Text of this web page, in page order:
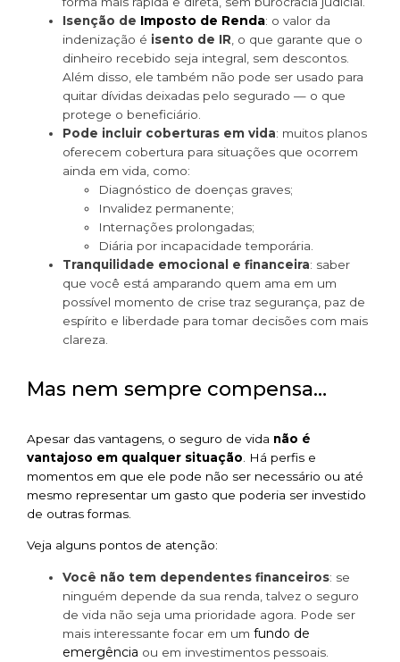
Isenção de Imposto de Renda: o valor da
indenização é isento de IR , o que garante que o
dinheiro recebido seja integral, sem descontos.
Além disso, ele também não pode ser usado para
quitar dívidas deixadas pelo segurado — o que
protege o beneficiário.
Pode incluir coberturas em vida: muitos planos
oferecem cobertura para situações que ocorrem
ainda em vida, como:
Diagnóstico de doenças graves;
Invalidez permanente;
Internações prolongadas;
Diária por incapacidade temporária.
Tranquilidade emocional e financeira: saber
que você está amparando quem ama em um
possível momento de crise traz segurança, paz de
espírito e liberdade para tomar decisões com mais
clareza.
Mas nem sempre compensa…
Apesar das vantagens, o seguro de vida não é
vantajoso em qualquer situação . Há perfis e
momentos em que ele pode não ser necessário ou até
mesmo representar um gasto que poderia ser investido
de outras formas.
Veja alguns pontos de atenção:
Você não tem dependentes financeiros: se
ninguém depende da sua renda, talvez o seguro
de vida não seja uma prioridade agora. Pode ser
mais interessante focar em um fundo de
emergência ou em investimentos pessoais.